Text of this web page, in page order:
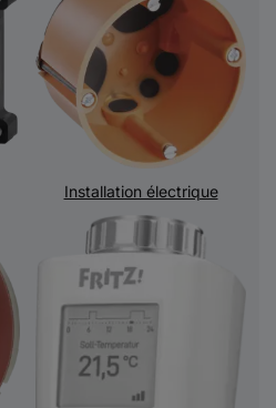
Installation électrique